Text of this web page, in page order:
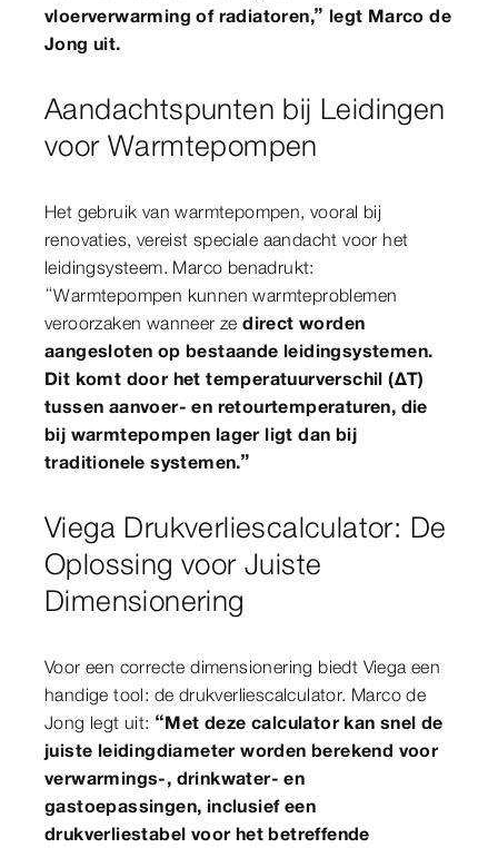
vloerverwarming of radiatoren,” legt Marco de
Jong uit.
Aandachtspunten bij Leidingen
voor Warmtepompen
Het gebruik van warmtepompen, vooral bij
renovaties, vereist speciale aandacht voor het
leidingsysteem. Marco benadrukt:
“Warmtepompen kunnen warmteproblemen
veroorzaken wanneer ze direct worden
aangesloten op bestaande leidingsystemen.
Dit komt door het temperatuurverschil (ΔT)
tussen aanvoer- en retourtemperaturen, die
bij warmtepompen lager ligt dan bij
traditionele systemen.”
Viega Drukverliescalculator: De
Oplossing voor Juiste
Dimensionering
Voor een correcte dimensionering biedt Viega een
handige tool: de drukverliescalculator. Marco de
Jong legt uit: “Met deze calculator kan snel de
juiste leidingdiameter worden berekend voor
verwarmings-, drinkwater- en
gastoepassingen, inclusief een
drukverliestabel voor het betreffende